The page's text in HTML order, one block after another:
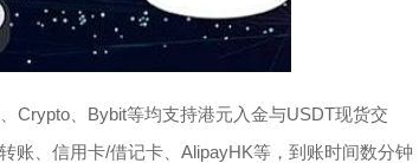
Crypto、Bybit等均支持港元入金与USDT现货交
账、信用卡/借记卡、AlipayHK等，到账时间数分钟